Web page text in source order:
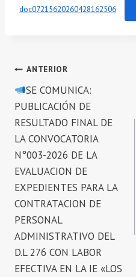
doc07215620260428162506
Navegación
de
entradas
ANTERIOR
SE COMUNICA:
PUBLICACIÓN DE
RESULTADO FINAL DE
LA CONVOCATORIA
N°003-2026 DE LA
EVALUACION DE
EXPEDIENTES PARA LA
CONTRATACION DE
PERSONAL
ADMINISTRATIVO DEL
D.L 276 CON LABOR
EFECTIVA EN LA IE «LOS